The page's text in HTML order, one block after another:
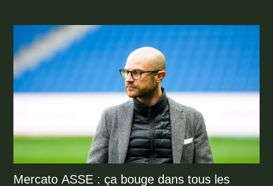
Mercato ASSE : ça bouge dans tous les